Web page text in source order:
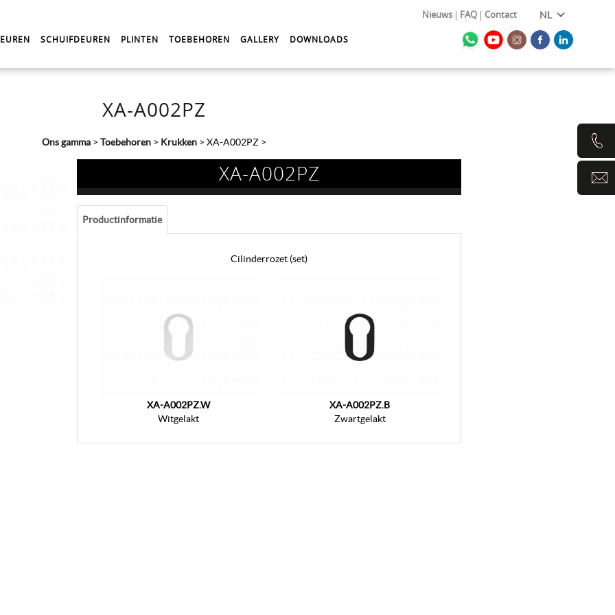
NL
Nieuws FAQ Contact
SCHUIFDEUREN PLINTEN TOEBEHOREN GALLERY DOWNLOADS
XA-A002PZ
Ons gamma> Toebehoren> Krukken> XA-A002PZ>
XA-A002PZ
Productinformatie
Cilinderrozet (set)
XA-A002PZ.W
Witgelakt
XA-A002PZ.B
Zwartgelakt